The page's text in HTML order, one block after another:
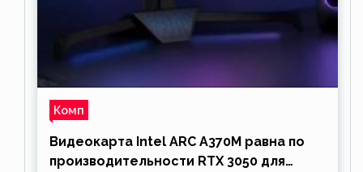
Комп
Видеокарта Intel ARC A370M равна по
производительности RTX 3050 для